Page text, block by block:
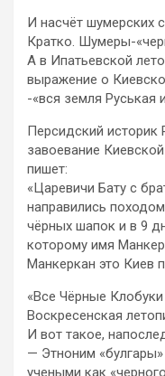
И насчёт шумерских
Кратко. Шумеры-
А в Ипатьевской
выражение о
-«вся земля Руськая
Персидский
завоевание
пишет:
«Царевичи Бату с
направились
чёрных шапок и в 9
которому имя
Манкеркан это Киев
«Все Чёрные
Воскресенская
И вот такое,
— Этноним
учеными как